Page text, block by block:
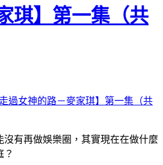
琪】第一集（共
有再做娛樂圈，其實現在在做什麼
？